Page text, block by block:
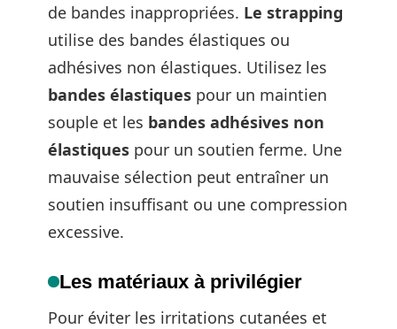
de bandes inappropriées. Le strapping
utilise des bandes élastiques ou
adhésives non élastiques. Utilisez les
bandes élastiques pour un maintien
souple et les bandes adhésives non
élastiques pour un soutien ferme. Une
mauvaise sélection peut entraîner un
soutien insuffisant ou une compression
excessive.
Les matériaux à privilégier
Pour éviter les irritations cutanées et